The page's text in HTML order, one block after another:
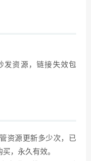
发资源，链接失效包
资源更新多少次，已
，永久有效。